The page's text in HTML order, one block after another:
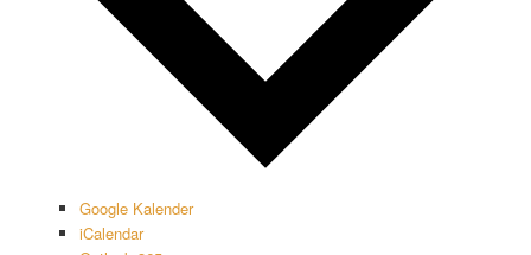
Google Kalender
iCalendar